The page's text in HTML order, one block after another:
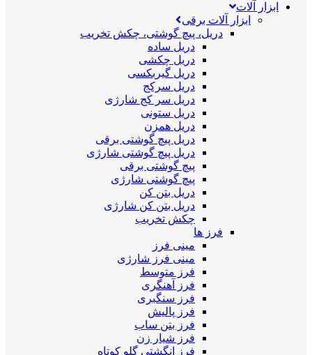
ابزار آلات
ابزار آلات برقی
دریل، پیچ گوشتی، چکش تخریب
دریل ساده
دریل چکشی
دریل گیربکسی
دریل سرکج
دریل سر کج شارژی
دریل ستونی
دریل همزن
دریل پیچ گوشتی برقی
دریل پیچ گوشتی شارژی
پیچ گوشتی برقی
پیچ گوشتی شارژی
دریل بتن کن
دریل بتن کن شارژی
چکش تخریب
فرز ها
مینی فرز
مینی فرز شارژی
فرز متوسط
فرز آهنگری
فرز سنگبری
فرز پالیش
فرز بتن ساب
فرز شیار زن
فرز انگشتی گلو کوتاه